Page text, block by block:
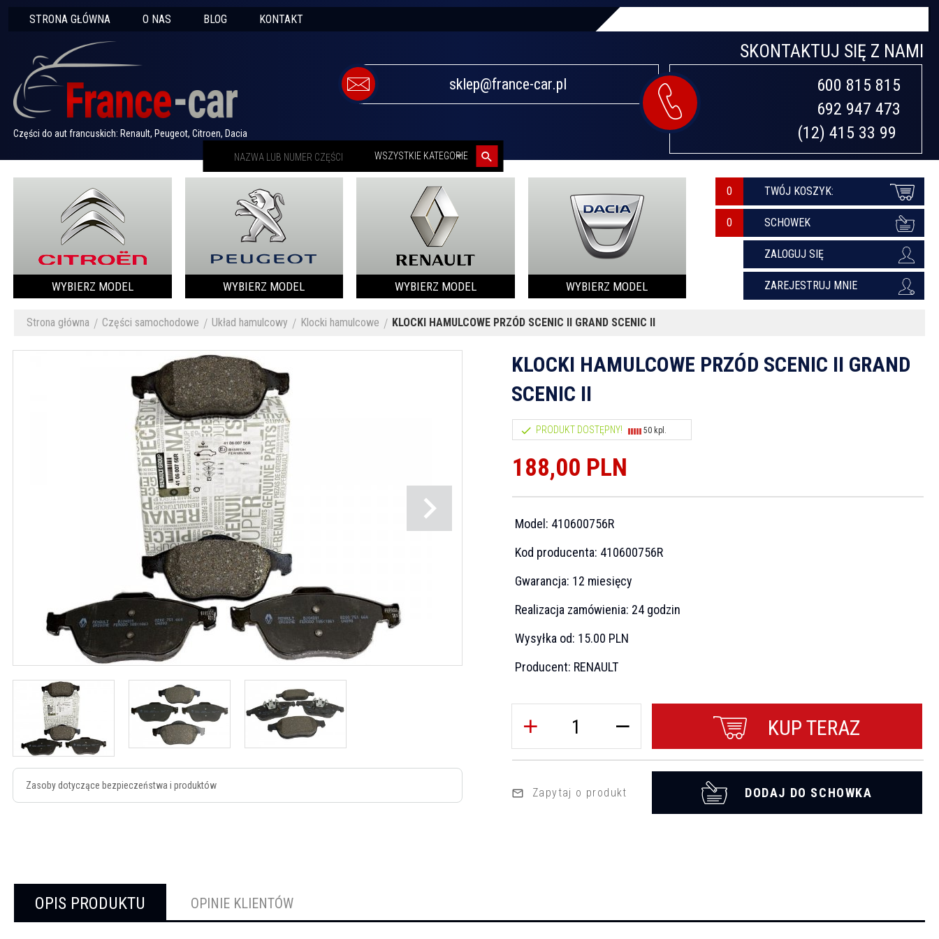
STRONA GŁÓWNA O NAS BLOG KONTAKT
Części do aut francuskich: Renault, Peugeot, Citroen, Dacia
SKONTAKTUJ SIĘ Z NAMI
sklep@france-car.pl
600 815 815
692 947 473
(12) 415 33 99
WSZYSTKIE KATEGORIE
WYBIERZ MODEL WYBIERZ MODEL WYBIERZ MODEL WYBIERZ MODEL
0 TWÓJ KOSZYK:
SCHOWEK
ZALOGUJ SIĘ
ZAREJESTRUJ MNIE
Strona główna Części samochodowe Układ hamulcowy Klocki hamulcowe KLOCKI HAMULCOWE PRZÓD SCENIC II GRAND SCENIC II
Zasoby dotyczące bezpieczeństwa i produktów
KLOCKI HAMULCOWE PRZÓD SCENIC II GRAND
SCENIC II
PRODUKT DOSTĘPNY! 50 kpl.
188,00 PLN
Model: 410600756R
Kod producenta: 410600756R
Gwarancja: 12 miesięcy
Realizacja zamówienia: 24 godzin
Wysyłka od: 15.00 PLN
Producent: RENAULT
KUP TERAZ
Zapytaj o produkt DODAJ DO SCHOWKA
OPIS PRODUKTU OPINIE KLIENTÓW